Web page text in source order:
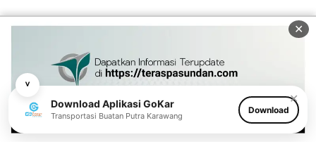
˅
✕
Download Aplikasi GoKar
Transportasi Buatan Putra Karawang
Download
✕